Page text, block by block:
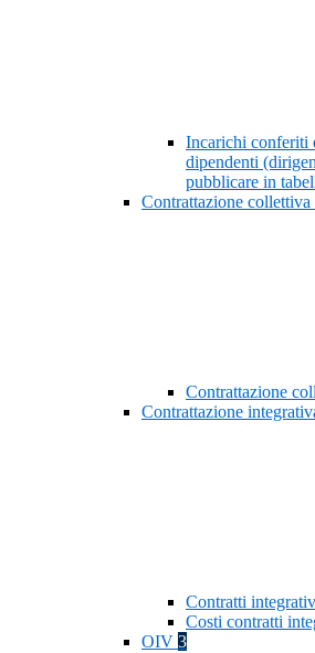
Incarichi conferiti
dipendenti
pubblicare in
Contrattazione collettiva
Contrattazione
Contrattazione
Contratti
Costi contratti
OIV 3